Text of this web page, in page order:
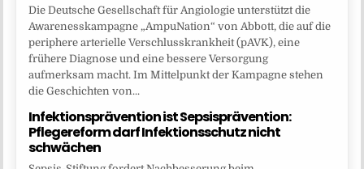
Die Deutsche Gesellschaft für Angiologie unterstützt die
Awarenesskampagne „AmpuNation“ von Abbott, die auf die
periphere arterielle Verschlusskrankheit (pAVK), eine
frühere Diagnose und eine bessere Versorgung
aufmerksam macht. Im Mittelpunkt der Kampagne stehen
die Geschichten von...
Infektionsprävention ist Sepsisprävention:
Pflegereform darf Infektionsschutz nicht
schwächen